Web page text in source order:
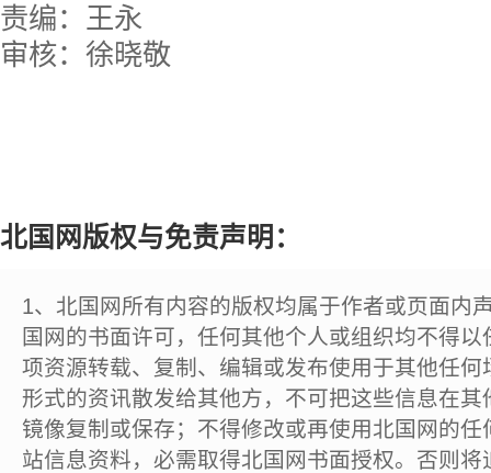
责编：王永
审核：徐晓敬
北国网版权与免责声明：
1、北国网所有内容的版权均属于作者或页面内
国网的书面许可，任何其他个人或组织均不得
项资源转载、复制、编辑或发布使用于其他任
形式的资讯散发给其他方，不可把这些信息在
镜像复制或保存；不得修改或再使用北国网的
站信息资料，必需取得北国网书面授权。否则将